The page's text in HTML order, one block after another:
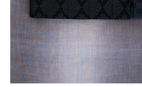
タイプから探す
カジュアル ソシアル フォーマル
商品タイプ
在庫有 アーカイブ商品 セール商品
着物